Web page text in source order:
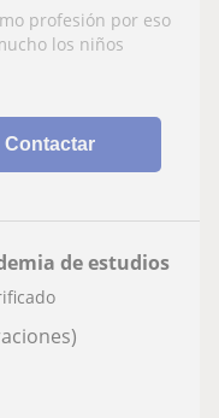
profesión por eso
los niños
Contactar
de estudios